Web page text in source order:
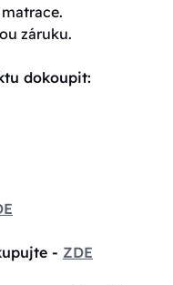
záruku.
dokoupit:
- ZDE